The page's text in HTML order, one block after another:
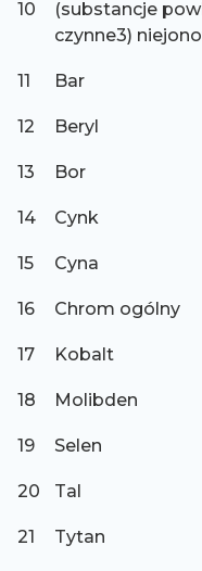
10
(substancje
czynne3)
11 Bar
12 Beryl
13 Bor
14 Cynk
15 Cyna
16 Chrom ogólny
17 Kobalt
18 Molibden
19 Selen
20 Tal
21 Tytan